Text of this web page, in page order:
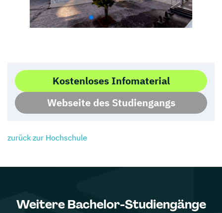
Kostenloses Infomaterial
Webseite des Studiengangs
zurück zur Hochschule
Weitere Bachelor-Studiengänge